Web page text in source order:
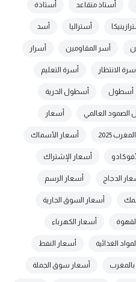
أستاذ متقاعد أستاذة
أستراليا أسد
أسر المقاومين أسرار
أسرة الانتظار أسرة التعليم
أسطول أسطول الحرية
الصمود العالمي أسعار
2025 أسعار الأسماك
أسعار الإشتراك
الدجاج أسعار الرسم
أسعار السوق الجارية
أسعار الكهرباء
الغذائية أسعار النفط
بالمغرب أسعار سوق الجملة